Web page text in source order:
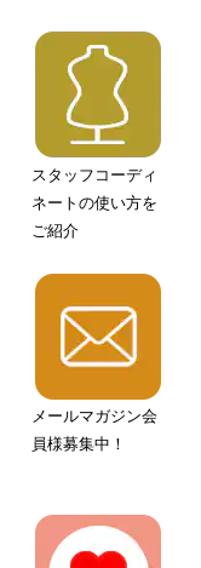
スタッフコーディ
ネートの使い方を
ご紹介
メールマガジン会
員様募集中！